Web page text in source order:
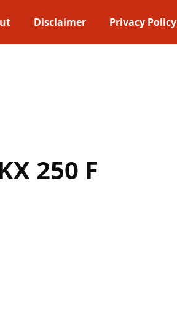
Disclaimer Privacy Policy
250 F